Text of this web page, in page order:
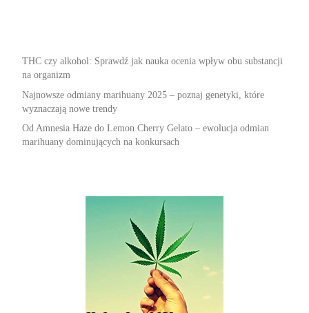
THC czy alkohol: Sprawdź jak nauka ocenia wpływ obu substancji
na organizm
Najnowsze odmiany marihuany 2025 – poznaj genetyki, które
wyznaczają nowe trendy
Od Amnesia Haze do Lemon Cherry Gelato – ewolucja odmian
marihuany dominujących na konkursach